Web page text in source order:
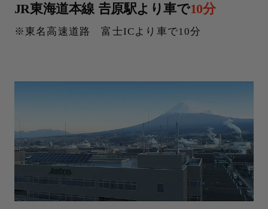
JR東海道本線 𠮷原駅より車で10分
東名高速道路 富士ICより車で10分